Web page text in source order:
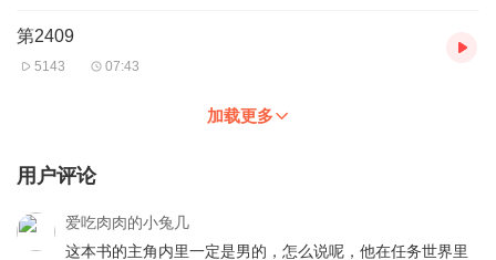
第2409
5143 07:43
加载更多
用户评论
爱吃肉肉的小兔几
这本书的主角内里一定是男的，怎么说呢，他在任务世界里